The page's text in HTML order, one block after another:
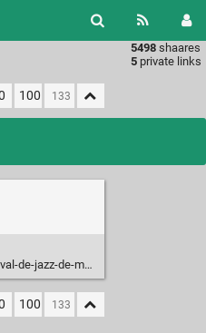
5498 shaares
5 private links
100
gregory-dans-une-pub/
100